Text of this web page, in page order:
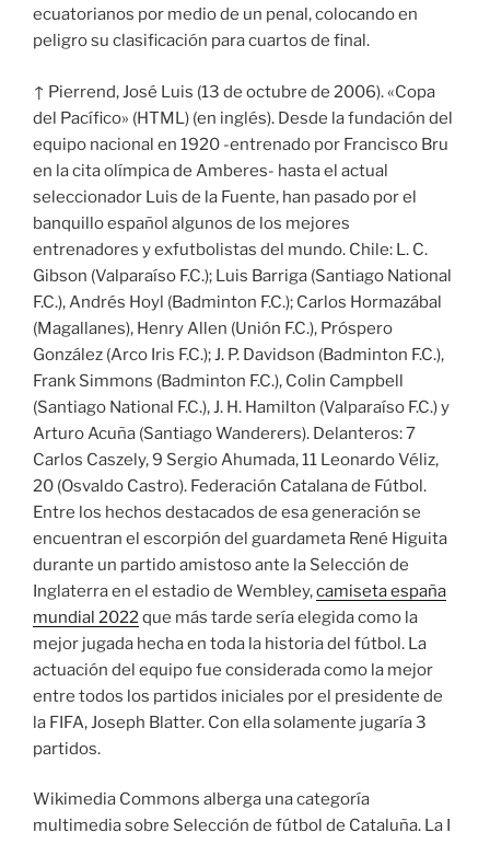
ecuatorianos por medio de un penal, colocando en
peligro su clasificación para cuartos de final.
↑ Pierrend, José Luis (13 de octubre de 2006). «Copa
del Pacífico» (HTML) (en inglés). Desde la fundación del
equipo nacional en 1920 -entrenado por Francisco Bru
en la cita olímpica de Amberes- hasta el actual
seleccionador Luis de la Fuente, han pasado por el
banquillo español algunos de los mejores
entrenadores y exfutbolistas del mundo. Chile: L. C.
Gibson (Valparaíso F.C.); Luis Barriga (Santiago National
F.C.), Andrés Hoyl (Badminton F.C.); Carlos Hormazábal
(Magallanes), Henry Allen (Unión F.C.), Próspero
González (Arco Iris F.C.); J. P. Davidson (Badminton F.C.),
Frank Simmons (Badminton F.C.), Colin Campbell
(Santiago National F.C.), J. H. Hamilton (Valparaíso F.C.) y
Arturo Acuña (Santiago Wanderers). Delanteros: 7
Carlos Caszely, 9 Sergio Ahumada, 11 Leonardo Véliz,
20 (Osvaldo Castro). Federación Catalana de Fútbol.
Entre los hechos destacados de esa generación se
encuentran el escorpión del guardameta René Higuita
durante un partido amistoso ante la Selección de
Inglaterra en el estadio de Wembley,camiseta españa
mundial 2022que más tarde sería elegida como la
mejor jugada hecha en toda la historia del fútbol. La
actuación del equipo fue considerada como la mejor
entre todos los partidos iniciales por el presidente de
la FIFA, Joseph Blatter. Con ella solamente jugaría 3
partidos.
Wikimedia Commons alberga una categoría
multimedia sobre Selección de fútbol de Cataluña. La I